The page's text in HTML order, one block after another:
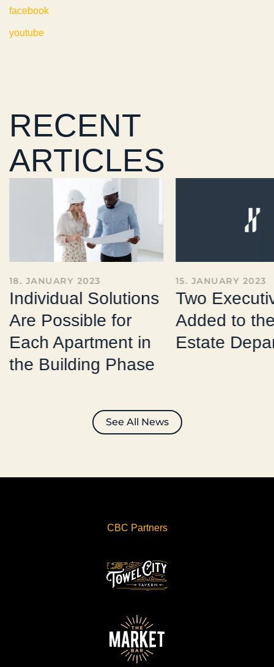
facebook
youtube
RECENT
ARTICLES
18. JANUARY 2023
Individual Solutions
Are Possible for
Each Apartment in
the Building Phase
15. JANUARY 2023
Two
Added to
Estate
See All News
CBC Partners